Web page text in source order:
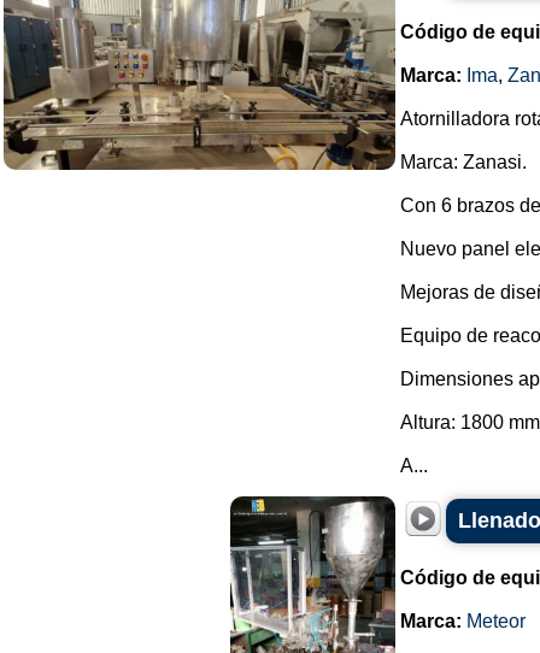
Código de
Marca: Ima,
Atornilladora
Marca: Zanasi.
Con 6 brazos
Nuevo panel
Mejoras de
Equipo de
Dimensiones
Altura: 1800
A...
Código de
Marca: Meteor